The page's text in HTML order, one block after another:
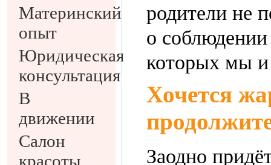
Материнский
опыт
Юридическая
консультация
В
движении
Салон
красоты
родители не
о
которых мы
Хочется
Заодно